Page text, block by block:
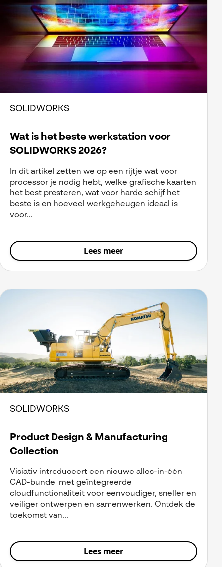
SOLIDWORKS
Wat is het beste werkstation voor
SOLIDWORKS 2026?
In dit artikel zetten we op een rijtje wat voor
processor je nodig hebt, welke grafische kaarten
het best presteren, wat voor harde schijf het
beste is en hoeveel werkgeheugen ideaal is
voor...
Lees meer
SOLIDWORKS
Product Design & Manufacturing
Collection
Visiativ introduceert een nieuwe alles-in-één
CAD-bundel met geïntegreerde
cloudfunctionaliteit voor eenvoudiger, sneller en
veiliger ontwerpen en samenwerken. Ontdek de
toekomst van...
Lees meer